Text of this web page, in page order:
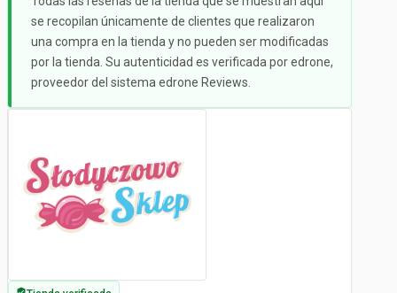
se recopilan únicamente de clientes que realizaron
una compra en la tienda y no pueden ser modificadas
por la tienda. Su autenticidad es verificada por edrone,
proveedor del sistema edrone Reviews.